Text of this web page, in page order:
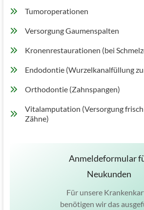
Tumoroperationen
Versorgung Gaumenspalten
Kronenrestaurationen (bei
Endodontie (Wurzelkanalfüllung
Orthodontie (Zahnspangen)
Vitalamputation (Versorgung
Zähne)
Anmeldeformular
Neukunden
Für unsere
benötigen wir das